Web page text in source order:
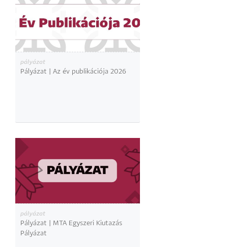
pályázat
Pályázat | Az év publikációja 2026
pályázat
Pályázat | MTA Egyszeri Kiutazás
Pályázat